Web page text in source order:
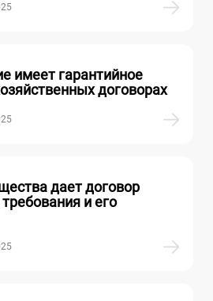
имеет гарантийное
договорах
дает договор
и его